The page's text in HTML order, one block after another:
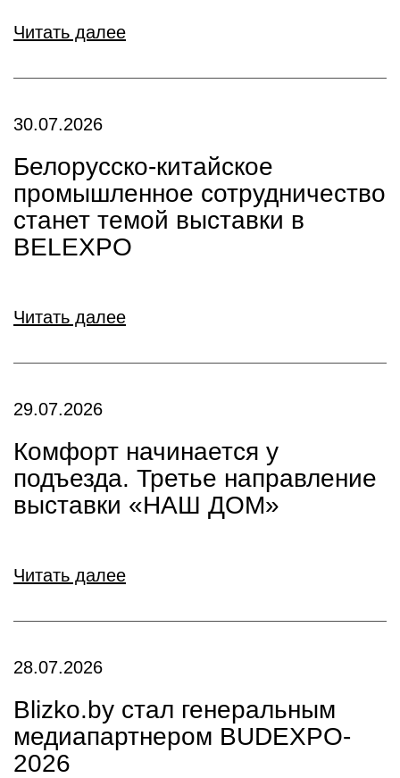
Читать далее
30.07.2026
Белорусско-китайское
промышленное сотрудничество
станет темой выставки в
BELEXPO
Читать далее
29.07.2026
Комфорт начинается у
подъезда. Третье направление
выставки «НАШ ДОМ»
Читать далее
28.07.2026
Blizko.by стал генеральным
медиапартнером BUDEXPO-
2026